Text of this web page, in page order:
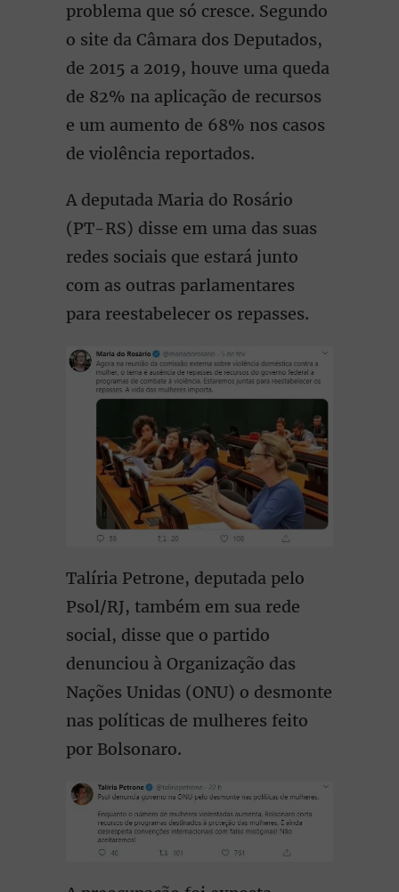
problema que só cresce. Segundo
o site da Câmara dos Deputados,
de 2015 a 2019, houve uma queda
de 82% na aplicação de recursos
e um aumento de 68% nos casos
de violência reportados.
A deputada Maria do Rosário
(PT-RS) disse em uma das suas
redes sociais que estará junto
com as outras parlamentares
para reestabelecer os repasses.
Talíria Petrone, deputada pelo
Psol/RJ, também em sua rede
social, disse que o partido
denunciou à Organização das
Nações Unidas (ONU) o desmonte
nas políticas de mulheres feito
por Bolsonaro.